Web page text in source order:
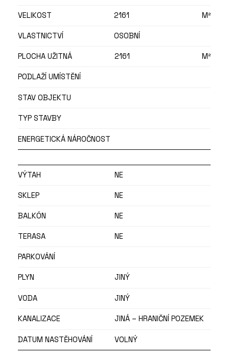
VELIKOST
VLASTNICTVÍ
PLOCHA UŽITNÁ
PODLAŽÍ UMÍSTĚNÍ
2161 M²
STAV OBJEKTU
TYP STAVBY
ENERGETICKÁ NÁROČNOST
OSOBNÍ
2161 M²
VÝTAH
SKLEP
BALKÓN
TERASA
PARKOVÁNÍ
PLYN
VODA
KANALIZACE
DATUM NASTĚHOVÁNÍ
NE
NE
NE
NE
JINÝ
JINÝ
JINÁ – HRANIČNÍ POZEMEK
VOLNÝ